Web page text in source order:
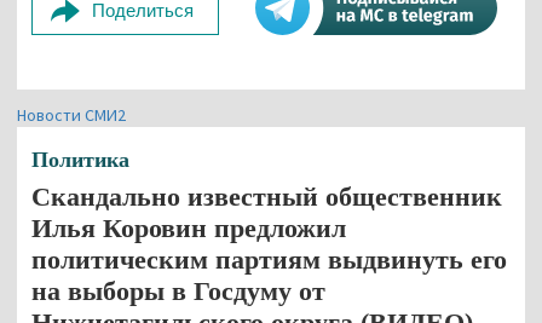
Поделиться
Новости СМИ2
Политика
Скандально известный общественник
Илья Коровин предложил
политическим партиям выдвинуть его
на выборы в Госдуму от